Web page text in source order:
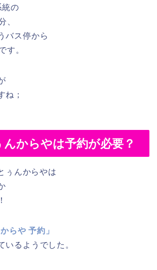
統の
、
バス停から
す。
ね；
からやは予約が必要？
ぅんからやは
らや 予約」
いるようでした。